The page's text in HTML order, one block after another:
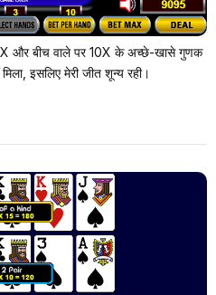
और बीच वाले पर 10X के अच्छे-खासे गुणक
इसलिए मेरी जीत शून्य रही।